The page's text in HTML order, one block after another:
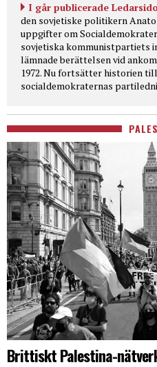
I går publicerade
den sovjetiske politikern
uppgifter om
sovjetiska kommunistpartiets
lämnade berättelsen vid
1972. Nu fortsätter historien
socialdemokraternas
Brittiskt Palestina-